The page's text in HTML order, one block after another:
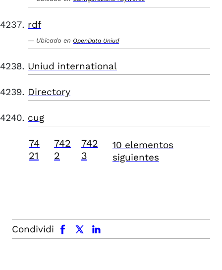
rdf
Ubicado en OpenData Uniud
Uniud international
Directory
cug
74
21
742
2
742
3
10 elementos
siguientes
Condividi
facebook x.com linkedin